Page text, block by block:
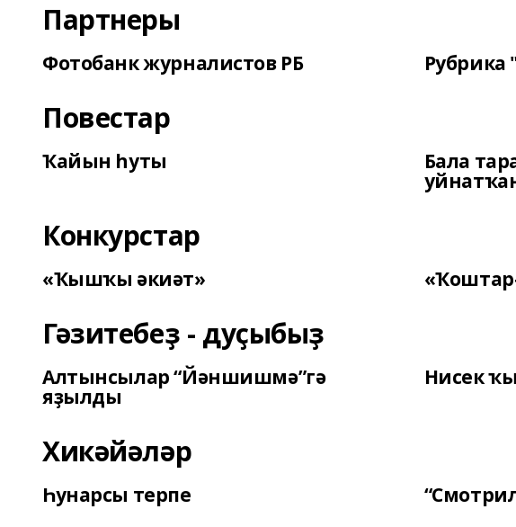
Партнеры
Фотобанк журналистов РБ Рубрика
Повестар
Ҡайын һуты Бала
Конкурстар
«Ҡышҡы әкиәт»
Гәзитебеҙ - дуҫыбыҙ
Алтынсылар “Йәншишмә”гә
яҙылды
Нисек
Хикәйәләр
Һунарсы терпе